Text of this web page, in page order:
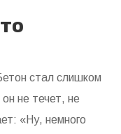
стал слишком
не течет, не
«Ну, немного